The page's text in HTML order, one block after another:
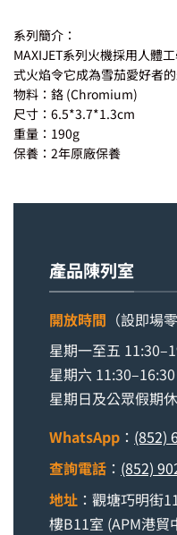
系列簡介：
MAXIJET系列火機採用人體
式火焰令它成為雪茄愛好者
物料：鉻 (Chromium)
尺寸：6.5*3.7*1.3cm
重量：190g
保養：2年原廠保養
產品陳列室
開放時間 （設即場
星期一至五
星期六 11:30–16:30
星期日及公眾假期
WhatsApp ： (852)
查詢電話 ： (852)
地址 ：觀塘巧明街
樓B11室 (APM港貿